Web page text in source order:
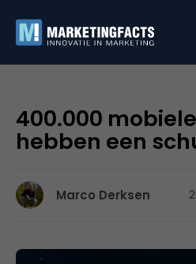
400.000
hebben een
Marco Derksen